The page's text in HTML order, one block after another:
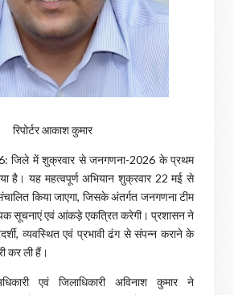
रिपोर्टर आकाश कुमार
जिले में शुक्रवार से जनगणना-2026 के प्रथम
है। यह महत्वपूर्ण अभियान शुक्रवार 22 मई से
किया जाएगा, जिसके अंतर्गत जनगणना टीम
सूचनाएं एवं आंकड़े एकत्रित करेगी। प्रशासन ने
व्यवस्थित एवं प्रभावी ढंग से संपन्न कराने के
कर ली हैं।
एवं जिलाधिकारी अविनाश कुमार ने